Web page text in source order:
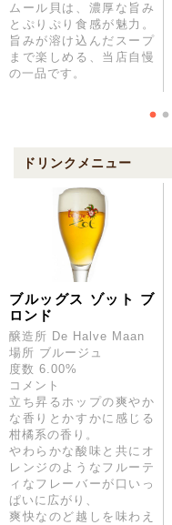
ムール貝は、濃厚な旨み
とぷりぷり食感が魅力。
旨みが溶け込んだスープ
まで楽しめる、当店自慢
の一品です。
ドリンクメニュー
ブルッグス ゾット ブ
ロンド
醸造所 De Halve Maan
場所 ブルージュ
度数 6.00%
コメント
立ち昇るホップの爽やか
な香りとかすかに感じる
柑橘系の香り。
やわらかな酸味と共にオ
レンジのようなフルーテ
ィなフレーバーが口いっ
ぱいに広がり、
爽快なのど越しを味わえ